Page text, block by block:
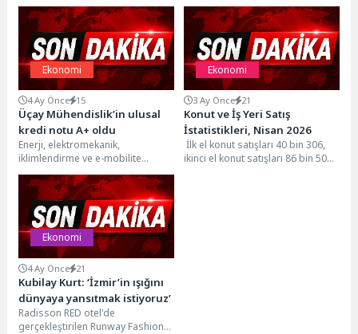
Ekonomi
4 Ay Önce 15
Üçay Mühendislik’in ulusal
kredi notu A+ oldu
Enerji, elektromekanik,
iklimlendirme ve e-mobilite
alanlarındaki faaliyetleri ile
sürdürülebilir ekonomiye katkı
sağlayan Üçay Mühendislik,
yüksek...
Ekonomi
3 Ay Önce 21
Konut ve İş Yeri Satış
İstatistikleri, Nisan 2026
İlk el konut satışları 40 bin 306,
ikinci el konut satışları 86 bin 502
Ekonomi
4 Ay Önce 21
Kubilay Kurt: ‘İzmir’in ışığını
dünyaya yansıtmak istiyoruz’
Radisson RED otel'de
gerçekleştirilen Runway Fashion